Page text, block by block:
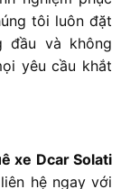
tôi luôn đặt
đầu và không
yêu cầu khắt
xe Dcar Solati
hệ ngay với